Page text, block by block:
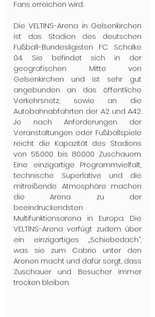
Fans erreichen wird.
Die VELTINS-Arena in Gelsenkirchen
ist das Stadion des deutschen
Fußball-Bundesligisten FC Schalke
04. Sie befindet sich in der
geografischen Mitte von
Gelsenkirchen und ist sehr gut
angebunden an das öffentliche
Verkehrsnetz, sowie an die
Autobahnabfahrten der A2 und A42.
Je nach Anforderungen der
Veranstaltungen oder Fußballspiele
reicht die Kapazität des Stadions
von 55.000 bis 80.000 Zuschauern.
Eine einzigartige Programmvielfalt,
technische Superlative und die
mitreißende Atmosphäre machen
die Arena zu der
beeindruckendsten
Multifunktionsarena in Europa. Die
VELTINS-Arena verfügt zudem über
ein einzigartiges „Schiebedach“,
was sie zum Cabrio unter den
Arenen macht und dafür sorgt, dass
Zuschauer und Besucher immer
trocken bleiben.